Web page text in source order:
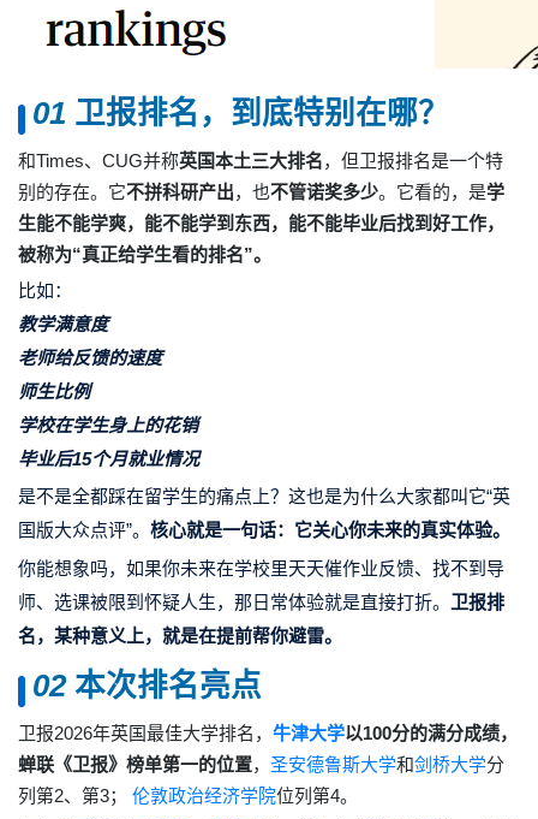
01 卫报排名，到底特别在哪？
和Times、 CUG并称英国本土三大排名， 但卫报排名是一个特
别的存在。 它不拼科研产出，也不管诺奖多少。它看的，是学
生能不能学爽，能不能学到东西，能不能毕业后找到好工作，
被称为“真正给学生看的排名”。
比如：
教学满意度
老师给反馈的速度
师生比例
学校在学生身上的花销
毕业后15个月就业情况
是不是全都踩在留学生的痛点上？这也是为什么大家都叫它“英
国版大众点评”。 核心就是一句话： 它关心你未来的真实体验。
你能想象吗，如果你未来在学校里天天催作业反馈、找不到导
师、选课被限到怀疑人生，那日常体验就是直接打折。 卫报排
名，某种意义上，就是在提前帮你避雷。
02 本次排名亮点
卫报2026年英国最佳大学排名， 牛津大学以100分的满分成绩，
蝉联《卫报》榜单第一的位置， 圣安德鲁斯大学和剑桥大学分
列第2、第3； 伦敦政治经济学院位列第4。